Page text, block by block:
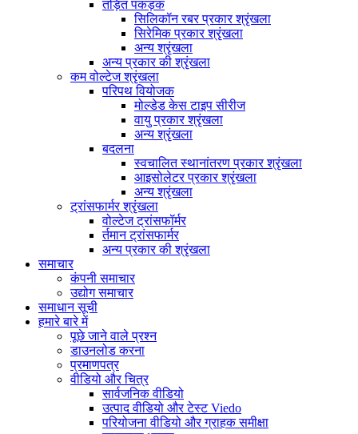
तड़ित पकड़क
सिलिकॉन रबर प्रकार श्रृंखला
सिरेमिक प्रकार श्रृंखला
अन्य श्रृंखला
अन्य प्रकार की श्रृंखला
कम वोल्टेज श्रृंखला
परिपथ वियोजक
मोल्डेड केस टाइप सीरीज
वायु प्रकार श्रृंखला
अन्य श्रृंखला
बदलना
स्वचालित स्थानांतरण प्रकार श्रृंखला
आइसोलेटर प्रकार श्रृंखला
अन्य श्रृंखला
ट्रांसफार्मर श्रृंखला
वोल्टेज ट्रांसफॉर्मर
र्तमान ट्रांसफार्मर
अन्य प्रकार की श्रृंखला
समाचार
कंपनी समाचार
उद्योग समाचार
समाधान सूची
हमारे बारे में
पूछे जाने वाले प्रश्न
डाउनलोड करना
प्रमाणपत्र
वीडियो और चित्र
सार्वजनिक वीडियो
उत्पाद वीडियो और टेस्ट Viedo
परियोजना वीडियो और ग्राहक समीक्षा